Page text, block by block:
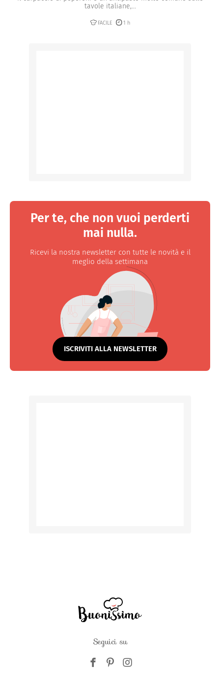
tavole italiane,...
FACILE 1 h
Per te, che non vuoi perderti
mai nulla.
Ricevi la nostra newsletter con tutte le novità e il
meglio della settimana
ISCRIVITI ALLA NEWSLETTER
Seguici su